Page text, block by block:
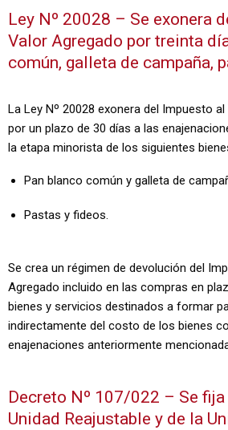
Ley Nº 20028 – Se exonera
Valor Agregado por treinta
común, galleta de campaña,
La Ley Nº 20028 exonera del Impuesto
por un plazo de 30 días a las
la etapa minorista de los siguientes
Pan blanco común y galleta de
Pastas y fideos.
Se crea un régimen de devolución del
Agregado incluido en las compras en
bienes y servicios destinados a formar
indirectamente del costo de los bienes
enajenaciones anteriormente
Decreto Nº 107/022 – Se
Unidad Reajustable y de la